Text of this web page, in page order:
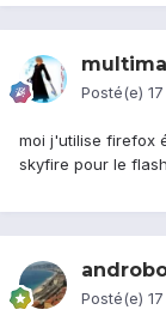
multima
Posté(e)
moi j'utilise firefox
skyfire pour le flash
Posté(e)